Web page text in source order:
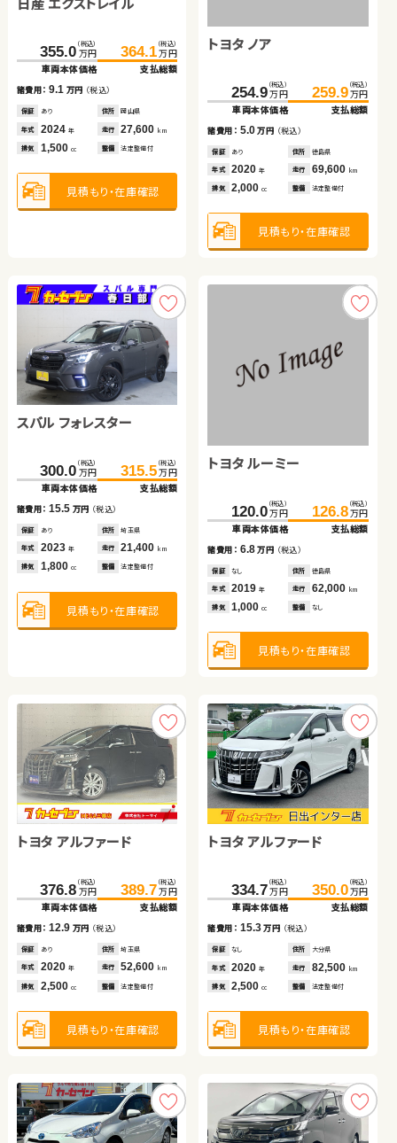
355.0 （税込）
万円
車両本体価格
364.1 （税込）
万円
支払総額
諸費用：9.1 万円 （税込）
保証 あり 住所 岡山県
年式 2024 年 走行 27,600 km
排気 1,500 cc 整備 法定整備付
見積もり・在庫確認
トヨタ ノア
254.9 （税込）
万円
車両本体価格
259.9 （税込）
万円
支払総額
諸費用： 5.0万円 （税込）
保証 あり 住所 徳島県
年式 2020年 走行 69,600 km
排気 2,000cc 整備 法定整備付
見積もり・在庫確認
スバル フォレスター
300.0 （税込）
万円
車両本体価格
315.5 （税込）
万円
支払総額
諸費用：15.5 万円 （税込）
保証 あり 住所 埼玉県
年式 2023 年 走行 21,400 km
排気 1,800 cc 整備 法定整備付
見積もり・在庫確認
トヨタ ルーミー
120.0 （税込）
万円
車両本体価格
126.8 （税込）
万円
支払総額
諸費用： 6.8万円 （税込）
保証 なし 住所 徳島県
年式 2019年 走行 62,000 km
排気 1,000cc 整備 なし
見積もり・在庫確認
トヨタ アルファード
376.8 （税込）
万円
車両本体価格
389.7 （税込）
万円
支払総額
諸費用：12.9 万円 （税込）
保証 あり 住所 埼玉県
年式 2020 年 走行 52,600 km
排気 2,500 cc 整備 法定整備付
見積もり・在庫確認
トヨタ アルファード
334.7 （税込）
万円
車両本体価格
350.0 （税込）
万円
支払総額
諸費用： 15.3万円 （税込）
保証 なし 住所 大分県
年式 2020年 走行 82,500 km
排気 2,500cc 整備 法定整備付
見積もり・在庫確認
69.8 （税込）
万円
車両本体価格
78.4 （税込）
万円
支払総額
諸費用：8.6 万円 （税込）
保証 あり 住所 茨城県
年式 2016 年 走行 33,600 km
排気 1,300 cc 整備 法定整備付
見積もり・在庫確認
ダイハツ ムーヴ キャンバ
126.0 （税込）
万円
車両本体価格
132.0 （税込）
万円
支払総額
諸費用： 6.0万円 （税込）
保証 なし 住所 長野県
年式 2020年 走行 53,400 km
排気 660cc 整備 法定整備付
見積もり・在庫確認
スズキ ワゴンＲ スティン
46.0 （税込）
万円
車両本体価格
49.0 （税込）
万円
支払総額
諸費用：3.0万円（税込）
保証 なし 住所 宮城県
年式 2014 年 走行 109,200km
排気 660cc 整備 法定整備付
見積もり・在庫確認
173.1 （税込）
万円
諸費用：16.5万円（税込）
あり
年式 2017年 走行
排気 1,800 整備 法定整備付
見積もり・在庫確認
スズキ スイフト
185.0 （税込）
万円
195.3
諸費用：10.3万円（税込）
あり 熊本県
年式 2020年 走行
排気 1,400 整備 法定整備付
見積もり・在庫確認
ホンダ Ｎ ＢＯＸ
89.0 （税込）
万円
90.9
諸費用：1.9 万円（税込）
あり
年式 2018年 走行
排気 660 整備 法定整備付
見積もり・在庫確認
スズキ ワゴンＲ
59.0万円
車両本体価格
諸費用：10.9万円 （税込）
保証 あり 住所 岩手県
排気 660 整備 法定整備付
日産 セレナ
175.4 （税込）
万円
車両本体価格
189.5 （税込）
万円
支払総額
諸費用： 14.1万円（税込）
保証 あり 住所 岩手県
年式 2017年 走行 71,600 km
排気 2,000cc 整備 法定整備付
見積もり・在庫確認
トヨタ ヴェルファイア
48.0万円
車両本体価格
諸費用：15.0万円 （税込）
保証 なし 住所 長野県
排気 3,500cc 整備 法定整備付
110.0 （税込）
万円
諸費用：11.8万円（税込）
あり
年式 2016年 走行
排気 1,800 整備 法定整備付
見積もり・在庫確認
ホンダ フィット
109.5 （税込）
万円
車両本体価格
123.7 （税込）
万円
支払総額
諸費用：14.2 万円 （税込）
保証 あり 住所 埼玉県
年式 2019 年 走行 38,600 km
排気 1,400 cc 整備 法定整備付
見積もり・在庫確認
日産 エクストレイル
98.3万円
車両本体価格
諸費用：8.7 万円 （税込）
保証 なし 住所 長野県
排気 2,000cc 整備 法定整備付